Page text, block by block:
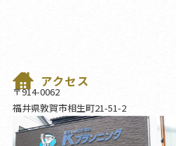
アクセス
〒914-0062
福井県敦賀市相生町21-51-2